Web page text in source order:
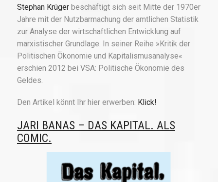
Stephan Krüger beschäftigt sich seit Mitte der 1970er
Jahre mit der Nutzbarmachung der amtlichen Statistik
zur Analyse der wirtschaftlichen Entwicklung auf
marxistischer Grundlage. In seiner Reihe »Kritik der
Politischen Ökonomie und Kapitalismusanalyse«
erschien 2012 bei VSA: Politische Ökonomie des
Geldes.
Den Artikel könnt Ihr hier erwerben: Klick!
JARI BANAS – DAS KAPITAL. ALS
COMIC.